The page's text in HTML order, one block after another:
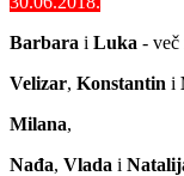
Barbara i Luka - več
Velizar, Konstantin i
Milana,
Nađa, Vlada i